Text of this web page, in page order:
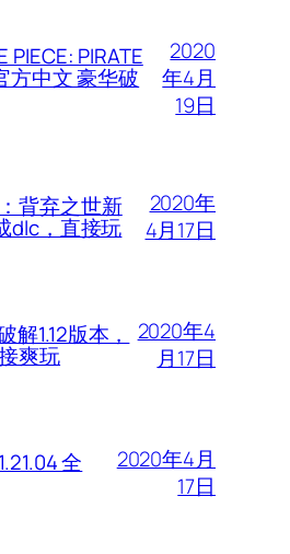
PIRATE
方中文 豪华破
2020
年4月
19日
背弃之世新
dlc，直接玩
2020年
4月17日
解1.12版本，
爽玩
2020年4
月17日
全
2020年4月
17日